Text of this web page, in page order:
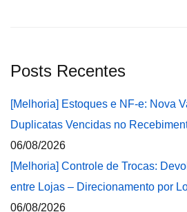
Posts Recentes
[Melhoria] Estoques e NF-e: Nova
Duplicatas Vencidas no
06/08/2026
[Melhoria] Controle de Trocas:
entre Lojas – Direcionamento por
06/08/2026